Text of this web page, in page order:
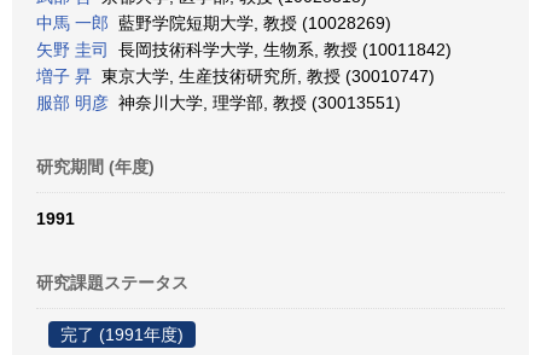
中馬 一郎 藍野学院短期大学, 教授 (10028269)
矢野 圭司
長岡技術科学大学, 生物系, 教授 (10011842)
増子 昇 東京大学, 生産技術研究所, 教授 (30010747)
服部 明彦 神奈川大学, 理学部, 教授 (30013551)
研究期間 (年度)
1991
研究課題ステータス
完了 (1991年度)